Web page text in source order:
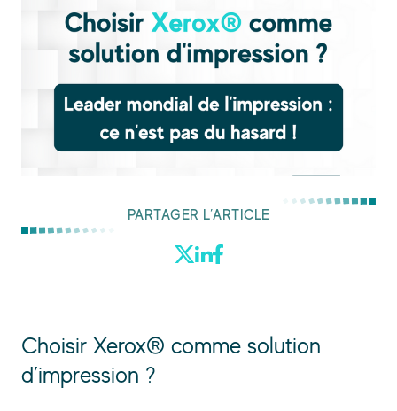
PARTAGER L’ARTICLE
Choisir Xerox® comme solution
d’impression ?